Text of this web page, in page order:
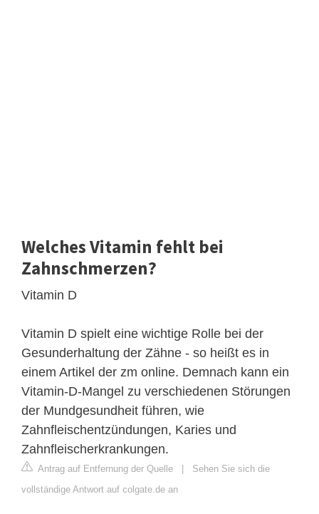
Welches Vitamin fehlt bei
Zahnschmerzen?
Vitamin D
Vitamin D spielt eine wichtige Rolle bei der
Gesunderhaltung der Zähne - so heißt es in
einem Artikel der zm online. Demnach kann ein
Vitamin-D-Mangel zu verschiedenen Störungen
der Mundgesundheit führen, wie
Zahnfleischentzündungen, Karies und
Zahnfleischerkrankungen.
Antrag auf Entfernung der Quelle | Sehen Sie sich die
vollständige Antwort auf colgate.de an